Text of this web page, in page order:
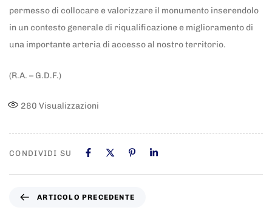
permesso di collocare e valorizzare il monumento inserendolo
in un contesto generale di riqualificazione e miglioramento di
una importante arteria di accesso al nostro territorio.
(R.A. – G.D.F.)
280 Visualizzazioni
CONDIVIDI SU
ARTICOLO PRECEDENTE